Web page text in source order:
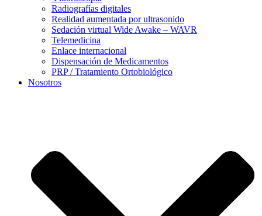
Radiografías digitales
Realidad aumentada por ultrasonido
Sedación virtual Wide Awake – WAVR
Telemedicina
Enlace internacional
Dispensación de Medicamentos
PRP / Tratamiento Ortobiológico
Nosotros